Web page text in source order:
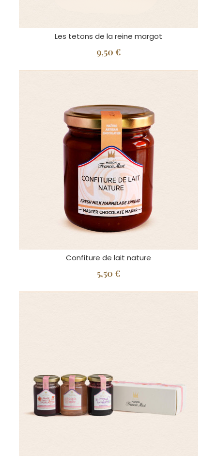
Les tetons de la reine margot
9,50 €
Confiture de lait nature
5,50 €